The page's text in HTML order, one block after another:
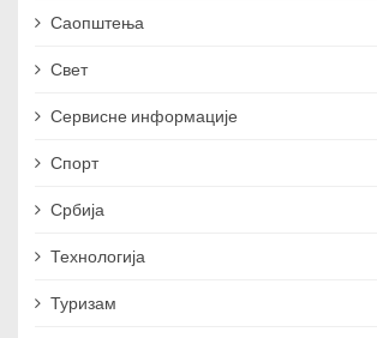
Саопштења
Свет
Сервисне информације
Спорт
Србија
Технологија
Туризам